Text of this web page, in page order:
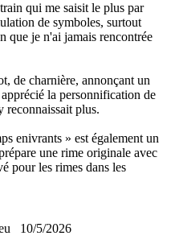
qui me saisit le plus par
de symboles, surtout
que je n'ai jamais rencontrée
de charnière, annonçant un
la personnification de
reconnaissait plus.
enivrants » est également un
une rime originale avec
pour les rimes dans les
10/5/2026